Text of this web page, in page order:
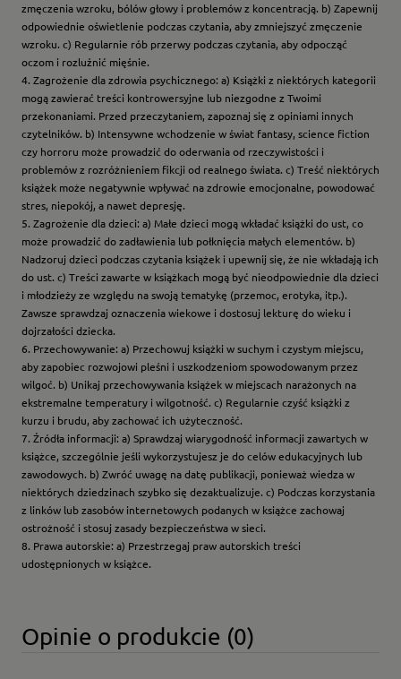
zmęczenia wzroku, bólów głowy i problemów z koncentracją. b) Zapewnij
odpowiednie oświetlenie podczas czytania, aby zmniejszyć zmęczenie
wzroku. c) Regularnie rób przerwy podczas czytania, aby odpocząć
oczom i rozluźnić mięśnie.
4. Zagrożenie dla zdrowia psychicznego: a) Książki z niektórych kategorii
mogą zawierać treści kontrowersyjne lub niezgodne z Twoimi
przekonaniami. Przed przeczytaniem, zapoznaj się z opiniami innych
czytelników. b) Intensywne wchodzenie w świat fantasy, science fiction
czy horroru może prowadzić do oderwania od rzeczywistości i
problemów z rozróżnieniem fikcji od realnego świata. c) Treść niektórych
książek może negatywnie wpływać na zdrowie emocjonalne, powodować
stres, niepokój, a nawet depresję.
5. Zagrożenie dla dzieci: a) Małe dzieci mogą wkładać książki do ust, co
może prowadzić do zadławienia lub połknięcia małych elementów. b)
Nadzoruj dzieci podczas czytania książek i upewnij się, że nie wkładają ich
do ust. c) Treści zawarte w książkach mogą być nieodpowiednie dla dzieci
i młodzieży ze względu na swoją tematykę (przemoc, erotyka, itp.).
Zawsze sprawdzaj oznaczenia wiekowe i dostosuj lekturę do wieku i
dojrzałości dziecka.
6. Przechowywanie: a) Przechowuj książki w suchym i czystym miejscu,
aby zapobiec rozwojowi pleśni i uszkodzeniom spowodowanym przez
wilgoć. b) Unikaj przechowywania książek w miejscach narażonych na
ekstremalne temperatury i wilgotność. c) Regularnie czyść książki z
kurzu i brudu, aby zachować ich użyteczność.
7. Źródła informacji: a) Sprawdzaj wiarygodność informacji zawartych w
książce, szczególnie jeśli wykorzystujesz je do celów edukacyjnych lub
zawodowych. b) Zwróć uwagę na datę publikacji, ponieważ wiedza w
niektórych dziedzinach szybko się dezaktualizuje. c) Podczas korzystania
z linków lub zasobów internetowych podanych w książce zachowaj
ostrożność i stosuj zasady bezpieczeństwa w sieci.
8. Prawa autorskie: a) Przestrzegaj praw autorskich treści
udostępnionych w książce.
Opinie o produkcie (0)